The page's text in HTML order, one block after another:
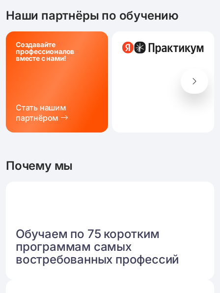
Наши партнёры по обучению
Создавайте
профессионалов
вместе с нами!
Стать нашим
партнёром
Почему мы
Обучаем по 75 коротким
программам самых
востребованных профессий